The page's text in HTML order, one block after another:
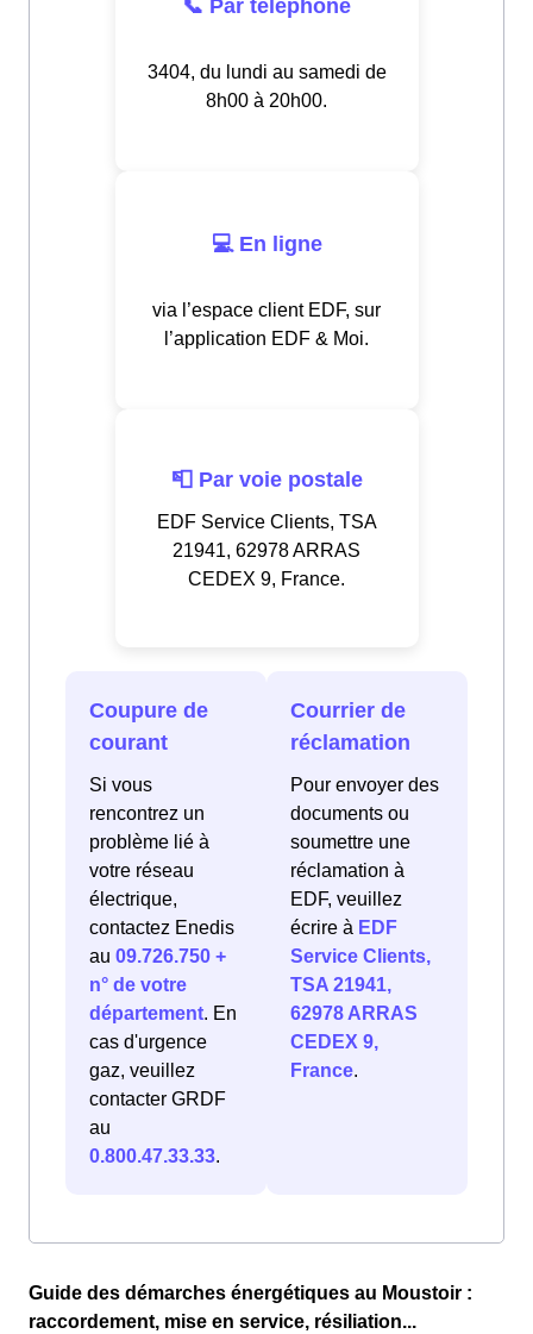
📞 Par téléphone
3404, du lundi au samedi de
8h00 à 20h00.
💻 En ligne
via l’espace client EDF, sur
l’application EDF & Moi.
📮 Par voie postale
EDF Service Clients, TSA
21941, 62978 ARRAS
CEDEX 9, France.
Coupure de
courant
Si vous
rencontrez un
problème lié à
votre réseau
électrique,
contactez Enedis
au 09.726.750 +
n° de votre
département. En
cas d'urgence
gaz, veuillez
contacter GRDF
au
0.800.47.33.33.
Courrier de
réclamation
Pour envoyer des
documents ou
soumettre une
réclamation à
EDF, veuillez
écrire à EDF
Service Clients,
TSA 21941,
62978 ARRAS
CEDEX 9,
France.
Guide des démarches énergétiques au Moustoir :
raccordement, mise en service, résiliation...